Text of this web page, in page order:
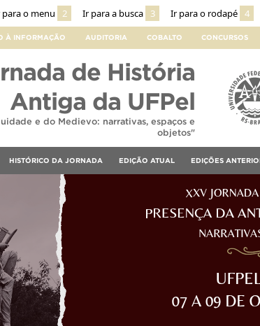
o menu 2 Ir para a busca 3 Ir para o rodapé 4
À INFORMAÇÃO AUDITORIA COBALTO CONCURSOS
de História
Antiga da UFPel
e do Medievo: narrativas, espaços e
objetos"
HISTÓRICO DA JORNADA EDIÇÃO ATUAL EDIÇÕES